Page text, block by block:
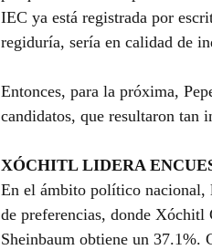
IEC ya está registrada por
regiduría, sería en calidad de
Entonces, para la próxima,
candidatos, que resultaron tan
XÓCHITL LIDERA
En el ámbito político nacional,
de preferencias, donde
Sheinbaum obtiene un 37.1%.